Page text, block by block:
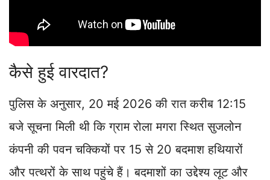
कैसे हुई वारदात?
पुलिस के अनुसार, 20 मई 2026 की रात करीब 12:15
बजे सूचना मिली थी कि ग्राम रोला मगरा स्थित सुजलोन
कंपनी की पवन चक्कियों पर 15 से 20 बदमाश हथियारों
और पत्थरों के साथ पहुंचे हैं। बदमाशों का उद्देश्य लूट और